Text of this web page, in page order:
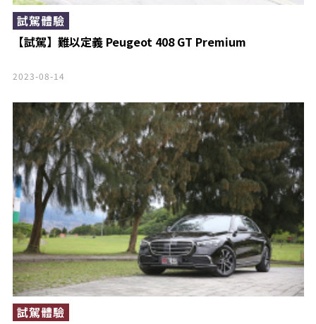
【試駕】難以定義 Peugeot 408 GT Premium
試駕體驗
2023-08-14
試駕體驗